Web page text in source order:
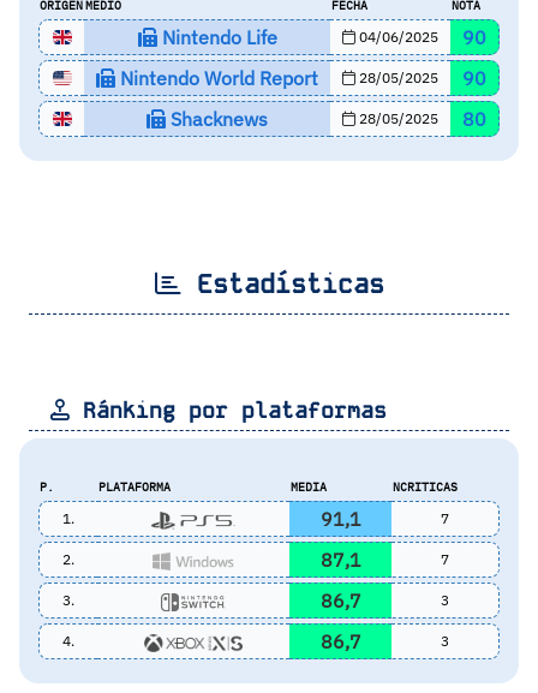
ORIGENMEDIO FECHA NOTA
Nintendo Life 04/06/2025
90
Nintendo World Report
28/05/2025
90
Shacknews
28/05/2025 80
Estadísticas
Ránking por plataformas
P. PLATAFORMA MEDIA NCRITICAS
1. 91,1 7
2. 87,1 7
3. 86,7 3
4. 86,7 3